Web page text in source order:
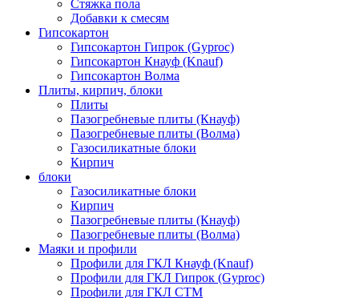
Стяжка пола
Добавки к смесям
Гипсокартон
Гипсокартон Гипрок (Gyproc)
Гипсокартон Кнауф (Knauf)
Гипсокартон Волма
Плиты, кирпич, блоки
Плиты
Пазогребневые плиты (Кнауф)
Пазогребневые плиты (Волма)
Газосиликатные блоки
Кирпич
блоки
Газосиликатные блоки
Кирпич
Пазогребневые плиты (Кнауф)
Пазогребневые плиты (Волма)
Маяки и профили
Профили для ГКЛ Кнауф (Knauf)
Профили для ГКЛ Гипрок (Gyproc)
Профили для ГКЛ СТМ